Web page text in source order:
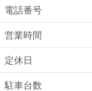
電話番号
営業時間
定休日
駐車台数